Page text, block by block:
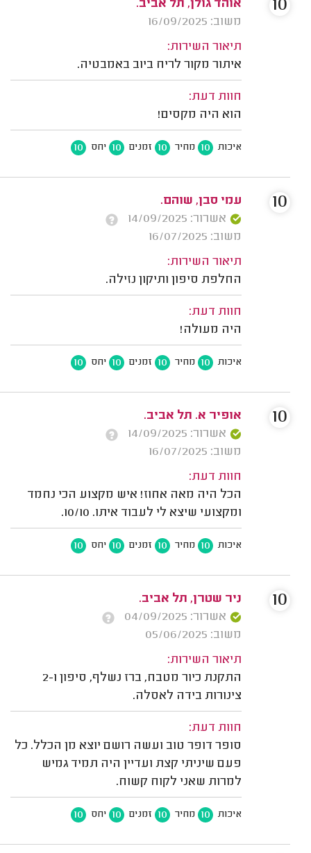
אוהד גולן, תל אביב.
משוב: 16/09/2025
תיאור השירות:
איתור מקור לריח ביוב באמבטיה.
חוות דעת:
הוא היה מקסים!
איכות 10 מחיר 10 זמנים 10 יחס 10
10
עמי סבן, שוהם.
אשרור: 14/09/2025
משוב: 16/07/2025
תיאור השירות:
החלפת סיפון ותיקון נזילה.
חוות דעת:
היה מעולה!
איכות 10 מחיר 10 זמנים 10 יחס 10
10
אופיר א. תל אביב.
אשרור: 14/09/2025
משוב: 16/07/2025
חוות דעת:
הכל היה מאה אחוז! איש מקצוע הכי נחמד
ומקצועי שיצא לי לעבוד איתו. 10/10.
איכות 10 מחיר 10 זמנים 10 יחס 10
10
ניר שטרן, תל אביב.
אשרור: 04/09/2025
משוב: 05/06/2025
תיאור השירות:
התקנת כיור מטבח, ברז נשלף, סיפון ו-2
צינורות בידה לאסלה.
חוות דעת:
סופר דופר טוב ועשה רושם יוצא מן הכלל. כל
פעם שיניתי קצת ועדיין היה תמיד גמיש
למרות שאני לקוח קשוח.
איכות 10 מחיר 10 זמנים 10 יחס 10
10